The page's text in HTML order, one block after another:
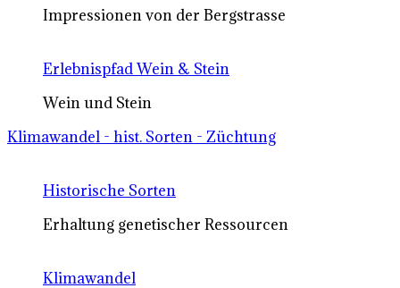
Impressionen von der Bergstrasse
Erlebnispfad Wein & Stein
Wein und Stein
Klimawandel - hist. Sorten - Züchtung
Historische Sorten
Erhaltung genetischer Ressourcen
Klimawandel